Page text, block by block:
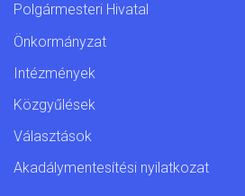
Polgármesteri Hivatal
Önkormányzat
Intézmények
Közgyűlések
Választások
Akadálymentesítési nyilatkozat